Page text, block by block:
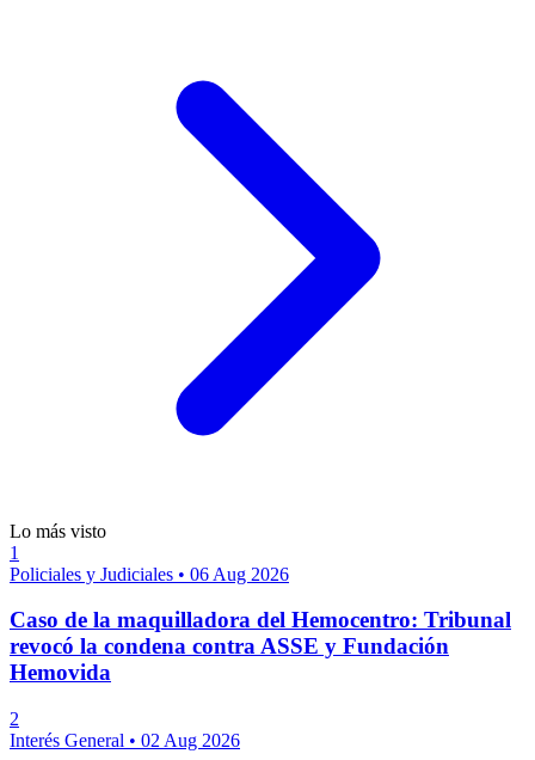
Lo más visto
1
Policiales y Judiciales • 06 Aug 2026
Caso de la maquilladora del Hemocentro: Tribunal
revocó la condena contra ASSE y Fundación
Hemovida
2
Interés General • 02 Aug 2026